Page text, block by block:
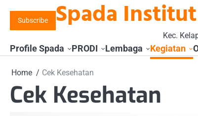
content
Subscribe Spada
Kec.
Profile Spada PRODI Lembaga Kegiatan
Home Cek Kesehatan
Cek Kesehatan